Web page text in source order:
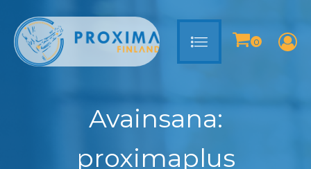
Avainsana:
proximaplus